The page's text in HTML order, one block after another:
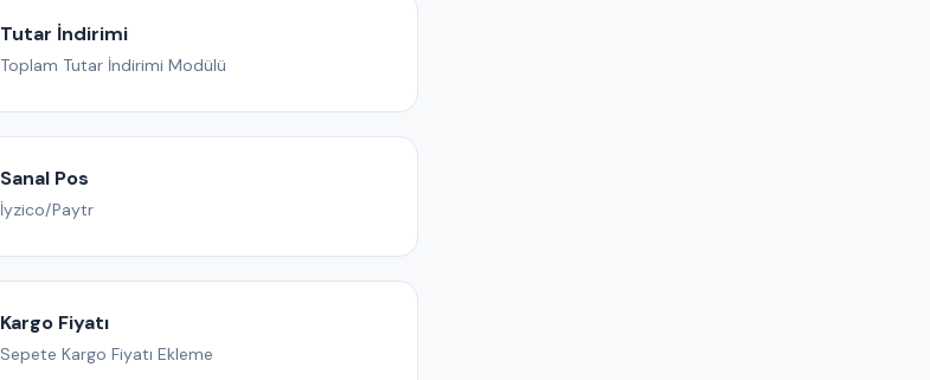
Tutar İndirimi
Toplam Tutar İndirimi Modülü
Sanal Pos
İyzico/Paytr
Kargo Fiyatı
Sepete Kargo Fiyatı Ekleme